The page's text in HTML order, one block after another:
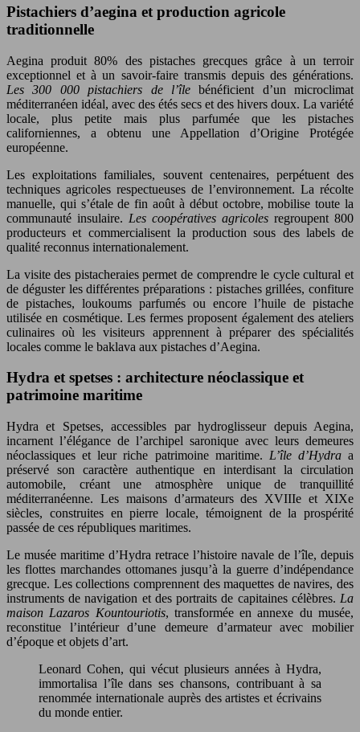
Pistachiers d’aegina et production agricole
traditionnelle
Aegina produit 80% des pistaches grecques grâce à un terroir
exceptionnel et à un savoir-faire transmis depuis des générations.
Les 300 000 pistachiers de l’îlebénéficient d’un microclimat
méditerranéen idéal, avec des étés secs et des hivers doux. La variété
locale, plus petite mais plus parfumée que les pistaches
californiennes, a obtenu une Appellation d’Origine Protégée
européenne.
Les exploitations familiales, souvent centenaires, perpétuent des
techniques agricoles respectueuses de l’environnement. La récolte
manuelle, qui s’étale de fin août à début octobre, mobilise toute la
communauté insulaire. Les coopératives agricoles regroupent 800
producteurs et commercialisent la production sous des labels de
qualité reconnus internationalement.
La visite des pistacheraies permet de comprendre le cycle cultural et
de déguster les différentes préparations : pistaches grillées, confiture
de pistaches, loukoums parfumés ou encore l’huile de pistache
utilisée en cosmétique. Les fermes proposent également des ateliers
culinaires où les visiteurs apprennent à préparer des spécialités
locales comme le baklava aux pistaches d’Aegina.
Hydra et spetses : architecture néoclassique et
patrimoine maritime
Hydra et Spetses, accessibles par hydroglisseur depuis Aegina,
incarnent l’élégance de l’archipel saronique avec leurs demeures
néoclassiques et leur riche patrimoine maritime. L’île d’Hydraa
préservé son caractère authentique en interdisant la circulation
automobile, créant une atmosphère unique de tranquillité
méditerranéenne. Les maisons d’armateurs des XVIIIe et XIXe
siècles, construites en pierre locale, témoignent de la prospérité
passée de ces républiques maritimes.
Le musée maritime d’Hydra retrace l’histoire navale de l’île, depuis
les flottes marchandes ottomanes jusqu’à la guerre d’indépendance
grecque. Les collections comprennent des maquettes de navires, des
instruments de navigation et des portraits de capitaines célèbres. La
maison Lazaros Kountouriotis, transformée en annexe du musée,
reconstitue l’intérieur d’une demeure d’armateur avec mobilier
d’époque et objets d’art.
Leonard Cohen, qui vécut plusieurs années à Hydra,
immortalisa l’île dans ses chansons, contribuant à sa
renommée internationale auprès des artistes et écrivains
du monde entier.